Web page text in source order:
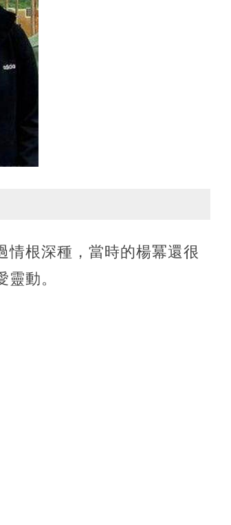
情根深種，當時的楊冪還很
動。